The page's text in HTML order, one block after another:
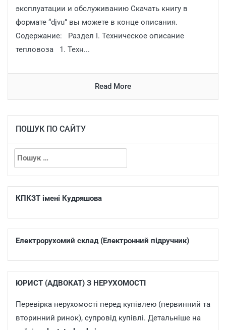
эксплуатации и обслуживанию Скачать книгу в
формате “djvu” вы можете в конце описания.
Содержание: Раздел I. Техническое описание
тепловоза 1. Техн...
Read More
ПОШУК ПО САЙТУ
КПКЗТ імені Кудряшова
Електрорухомий склад (Електронний підручник)
ЮРИСТ (АДВОКАТ) З НЕРУХОМОСТІ
Перевірка нерухомості перед купівлею (первинний та
вторинний ринок), супровід купівлі. Детальніше на